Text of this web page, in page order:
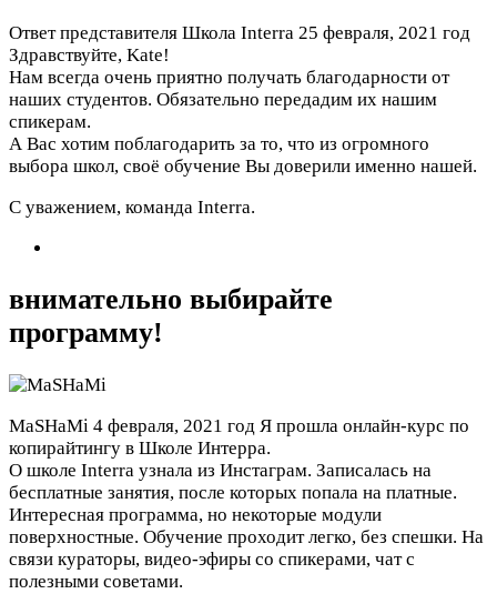
Ответ представителя Школа Interra 25 февраля, 2021 год
Здравствуйте, Kate!
Нам всегда очень приятно получать благодарности от
наших студентов. Обязательно передадим их нашим
спикерам.
А Вас хотим поблагодарить за то, что из огромного
выбора школ, своё обучение Вы доверили именно нашей.
С уважением, команда Interra.
внимательно выбирайте
программу!
MaSHaMi 4 февраля, 2021 год Я прошла онлайн-курс по
копирайтингу в Школе Интерра.
О школе Interra узнала из Инстаграм. Записалась на
бесплатные занятия, после которых попала на платные.
Интересная программа, но некоторые модули
поверхностные. Обучение проходит легко, без спешки. На
связи кураторы, видео-эфиры со спикерами, чат с
полезными советами.